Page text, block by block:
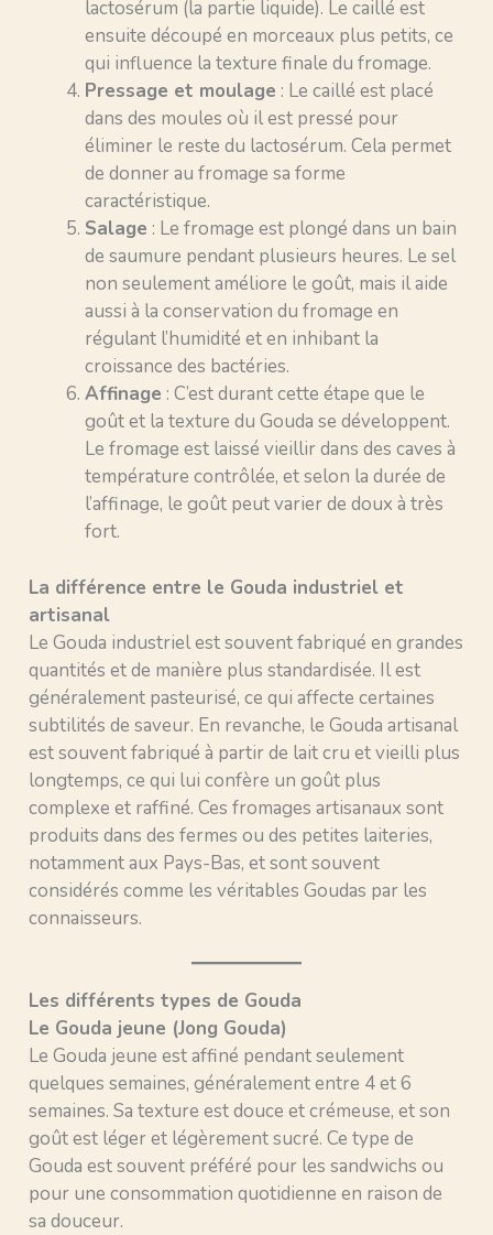
lactosérum (la partie liquide). Le caillé est
ensuite découpé en morceaux plus petits, ce
qui influence la texture finale du fromage.
Pressage et moulage : Le caillé est placé
dans des moules où il est pressé pour
éliminer le reste du lactosérum. Cela permet
de donner au fromage sa forme
caractéristique.
Salage : Le fromage est plongé dans un bain
de saumure pendant plusieurs heures. Le sel
non seulement améliore le goût, mais il aide
aussi à la conservation du fromage en
régulant l’humidité et en inhibant la
croissance des bactéries.
Affinage : C’est durant cette étape que le
goût et la texture du Gouda se développent.
Le fromage est laissé vieillir dans des caves à
température contrôlée, et selon la durée de
l’affinage, le goût peut varier de doux à très
fort.
La différence entre le Gouda industriel et
artisanal
Le Gouda industriel est souvent fabriqué en grandes
quantités et de manière plus standardisée. Il est
généralement pasteurisé, ce qui affecte certaines
subtilités de saveur. En revanche, le Gouda artisanal
est souvent fabriqué à partir de lait cru et vieilli plus
longtemps, ce qui lui confère un goût plus
complexe et raffiné. Ces fromages artisanaux sont
produits dans des fermes ou des petites laiteries,
notamment aux Pays-Bas, et sont souvent
considérés comme les véritables Goudas par les
connaisseurs.
Les différents types de Gouda
Le Gouda jeune (Jong Gouda)
Le Gouda jeune est affiné pendant seulement
quelques semaines, généralement entre 4 et 6
semaines. Sa texture est douce et crémeuse, et son
goût est léger et légèrement sucré. Ce type de
Gouda est souvent préféré pour les sandwichs ou
pour une consommation quotidienne en raison de
sa douceur.